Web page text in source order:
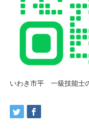
いわき市平 一級技能士